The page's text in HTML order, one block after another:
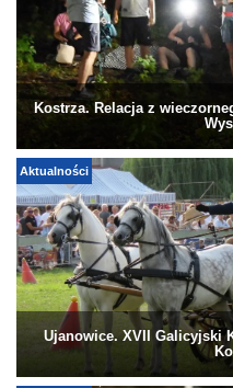
Kostrza. Relacja z
Aktualności
Ujanowice. XVII Galicyjski